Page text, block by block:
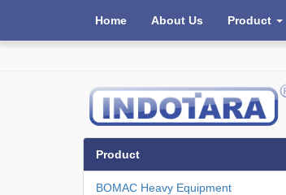
Home About Us Product
Product
BOMAC Heavy Equipment